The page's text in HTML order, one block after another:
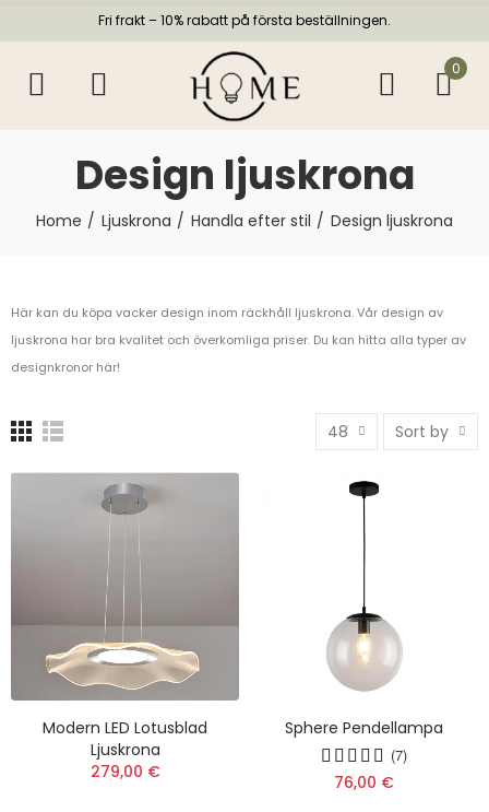
Fri frakt – 10% rabatt på första beställningen.
0
Design ljuskrona
Home Ljuskrona Handla efter stil Design ljuskrona
Här kan du köpa vacker design inom räckhåll ljuskrona. Vår design av
ljuskrona har bra kvalitet och överkomliga priser. Du kan hitta alla typer av
designkronor här!
48 Sort by
Modern LED Lotusblad
Ljuskrona
279,00 €
Sphere Pendellampa
(7)
76,00 €